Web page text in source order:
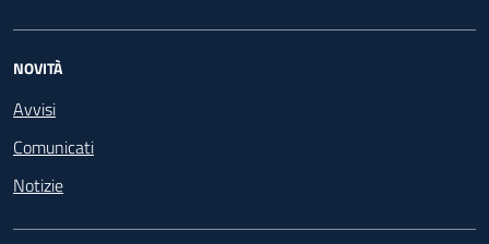
NOVITÀ
Avvisi
Comunicati
Notizie